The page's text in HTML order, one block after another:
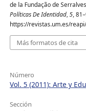
de la Fundação de
Políticas De Identidad,5,
https://revistas.um.es/
Más formatos de cita
Número
Vol. 5 (2011): Arte y
Sección